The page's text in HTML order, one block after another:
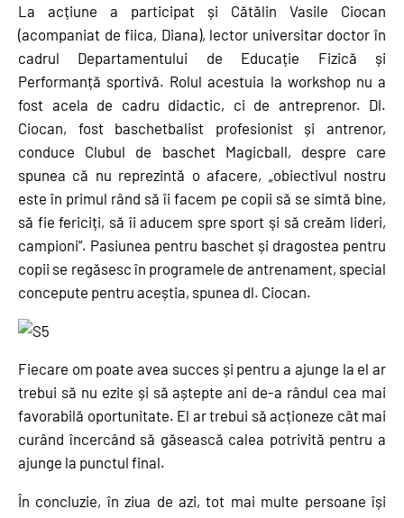
La acțiune a participat și Cătălin Vasile Ciocan
(acompaniat de fiica, Diana), lector universitar doctor în
cadrul Departamentului de Educație Fizică și
Performanță sportivă. Rolul acestuia la workshop nu a
fost acela de cadru didactic, ci de antreprenor. Dl.
Ciocan, fost baschetbalist profesionist și antrenor,
conduce Clubul de baschet Magicball, despre care
spunea că nu reprezintă o afacere, „obiectivul nostru
este în primul rând să îi facem pe copii să se simtă bine,
să fie fericiți, să îi aducem spre sport şi să creăm lideri,
campioni”. Pasiunea pentru baschet și dragostea pentru
copii se regăsesc în programele de antrenament, special
concepute pentru aceștia, spunea dl. Ciocan.
Fiecare om poate avea succes și pentru a ajunge la el ar
trebui să nu ezite și să aștepte ani de-a rândul cea mai
favorabilă oportunitate. El ar trebui să acționeze cât mai
curând încercând să găsească calea potrivită pentru a
ajunge la punctul final.
În concluzie, în ziua de azi, tot mai multe persoane își